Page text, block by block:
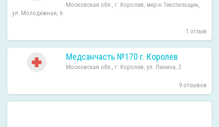
Московская обл., г. Королев, мкр-н Текстильщик,
ул. Молодежная, 6
1 отзыв
Медсанчасть №170 г. Королев
Московская обл., г. Королев, ул. Ленина, 2
9 отзывов